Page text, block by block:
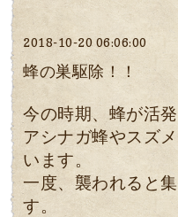
2018-10-20 06:06:00
蜂の巣駆除！！
今の時期、蜂が活
アシナガ蜂やスズ
います。
一度、襲われると
す。